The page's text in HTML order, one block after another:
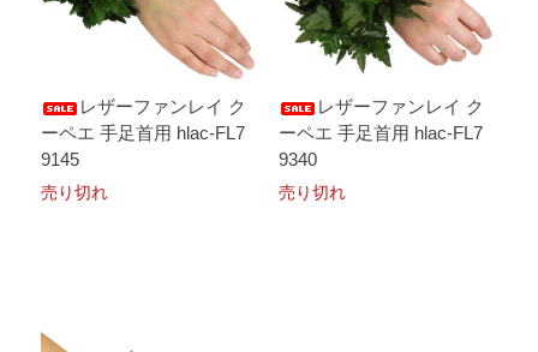
レザーファンレイ ク
ーペエ 手足首用 hlac-FL7
9145
売り切れ
レザーファンレイ ク
ーペエ 手足首用 hlac-FL7
9340
売り切れ